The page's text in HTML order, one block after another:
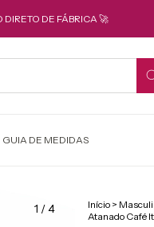
DIRETO DE FÁBRICA 🚀
GUIA DE MEDIDAS
1 /4 Início >
Atanado Café